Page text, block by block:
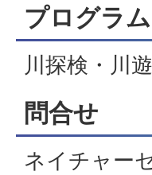
プログラム
川探検・川
問合せ
ネイチャー